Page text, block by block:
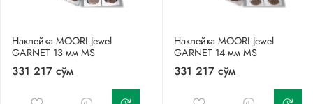
Наклейка MOORI Jewel
GARNET 13 мм MS
331 217 сўм
Наклейка MOORI Jewel
GARNET 14 мм MS
331 217 сўм